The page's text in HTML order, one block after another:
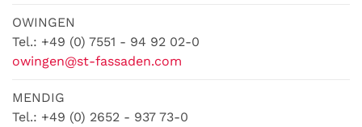
OWINGEN
Tel.: +49 (0) 7551 - 94 92 02-0
owingen@st-fassaden.com
MENDIG
Tel.: +49 (0) 2652 - 937 73-0